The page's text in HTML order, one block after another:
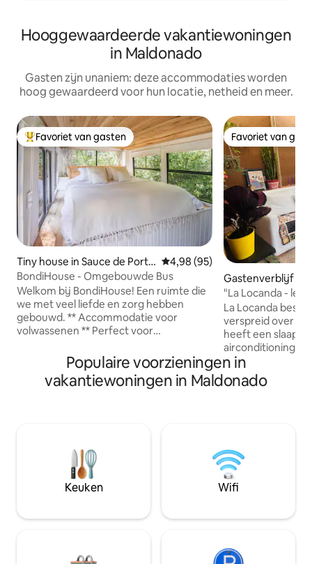
Hooggewaardeerde vakantiewoningen
in Maldonado
Gasten zijn unaniem: deze accommodaties worden
hoog gewaardeerd voor hun locatie, netheid en meer.
Topfavoriet van gasten
Favoriet van gasten
Tiny house in Sauce de Porte
zuelo
Gemiddelde beoordeling van
4,98 (95)
BondiHouse - Omgebouwde Bus
Welkom bij BondiHouse! Een ruimte die
we met veel liefde en zorg hebben
gebouwd. ** Accommodatie voor
volwassenen ** Perfect voor
ideaal om even helemaal los te
koppelen, te ontspannen en te genieten
van de rust van de natuur en alle
waar je niets zult missen. Elke hoek is
met liefde gemaakt, zodat je je meteen
thuis voelt... of zelfs beter. ✨
Favoriet van
Favoriet van
Gastenverblijf in
Buenos Aires
"La Locanda -
La Locanda
verspreid over
heeft een
airconditioning,
keuken en een
houtkachel. Gelegen in een rustige
omgeving,
klei en een
een goede
bijzondere
en 3 🐈 ter
Populaire voorzieningen in
vakantiewoningen in Maldonado
Keuken Wifi